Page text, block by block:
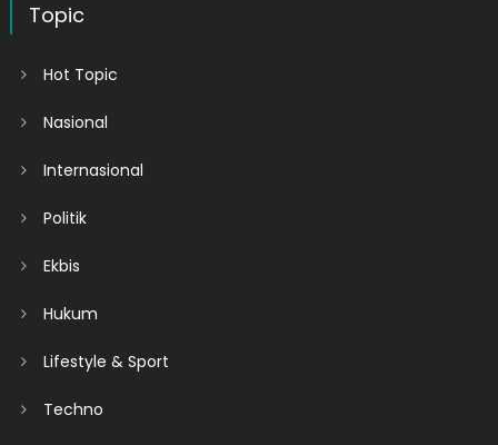
Topic
Hot Topic
Nasional
Internasional
Politik
Ekbis
Hukum
Lifestyle & Sport
Techno